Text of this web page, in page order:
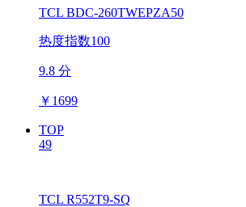
TCL BDC-260TWEPZA50
热度指数100
9.8 分
￥ 1699
TOP
49
TCL R552T9-SQ